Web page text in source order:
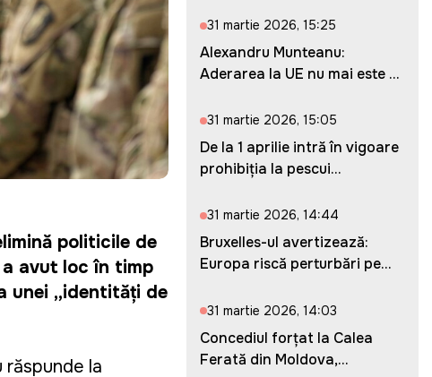
politicile de
a avut loc în timp
unei „identități de
răspunde la
31 martie 2026, 15:25
Alexandru Munteanu:
Aderarea la UE nu mai este o
31 martie 2026, 15:05
De la 1 aprilie intră în vigoare
prohibiția la pescui...
31 martie 2026, 14:44
Bruxelles-ul avertizează:
Europa riscă perturbări pe...
31 martie 2026, 14:03
Concediul forțat la Calea
Ferată din Moldova,